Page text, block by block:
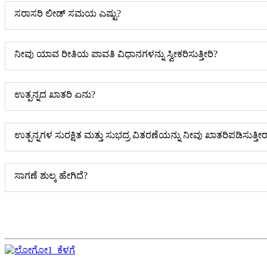
ಸರಾಸರಿ ಲೀಡ್ ಸಮಯ ಎಷ್ಟು?
ನೀವು ಯಾವ ರೀತಿಯ ಪಾವತಿ ವಿಧಾನಗಳನ್ನು ಸ್ವೀಕರಿಸುತ್ತೀರಿ?
ಉತ್ಪನ್ನದ ಖಾತರಿ ಏನು?
ಉತ್ಪನ್ನಗಳ ಸುರಕ್ಷಿತ ಮತ್ತು ಸುಭದ್ರ ವಿತರಣೆಯನ್ನು ನೀವು
ಸಾಗಣೆ ಶುಲ್ಕ ಹೇಗಿದೆ?